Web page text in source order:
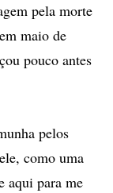
pela morte
maio de
pouco antes
pelos
como uma
aqui para me